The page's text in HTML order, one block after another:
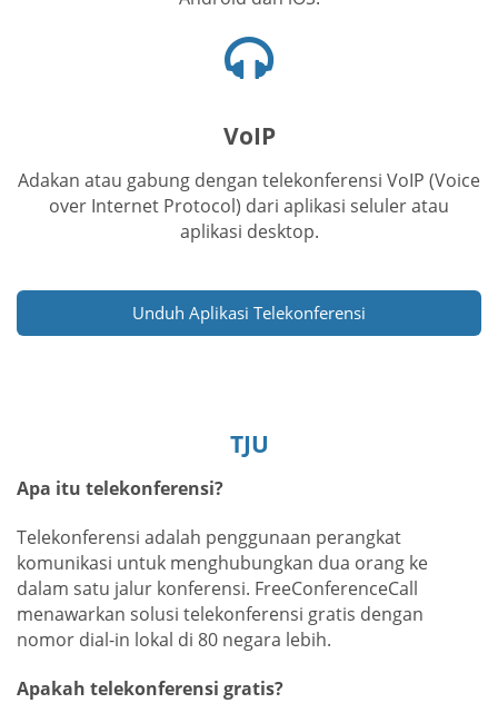
headset
VoIP
Adakan atau gabung dengan telekonferensi VoIP (Voice
over Internet Protocol) dari aplikasi seluler atau
aplikasi desktop.
Unduh Aplikasi Telekonferensi
TJU
Apa itu telekonferensi?
Telekonferensi adalah penggunaan perangkat
komunikasi untuk menghubungkan dua orang ke
dalam satu jalur konferensi. FreeConferenceCall
menawarkan solusi telekonferensi gratis dengan
nomor dial-in lokal di 80 negara lebih.
Apakah telekonferensi gratis?